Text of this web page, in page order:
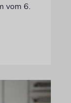
vom 6.